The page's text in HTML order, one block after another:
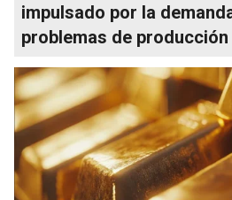
impulsado por la
problemas de producción